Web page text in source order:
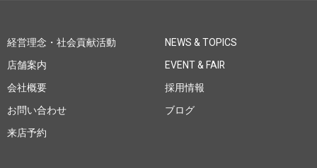
経営理念・社会貢献活動
店舗案内
会社概要
お問い合わせ
来店予約
NEWS & TOPICS
EVENT & FAIR
採用情報
ブログ